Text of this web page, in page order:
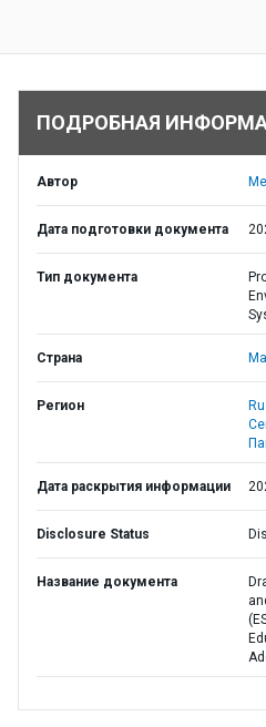
ПОДРОБНАЯ
Автор
Дата подготовки документа
Тип документа
Страна
Регион
Дата раскрытия информации
Disclosure Status
Название документа